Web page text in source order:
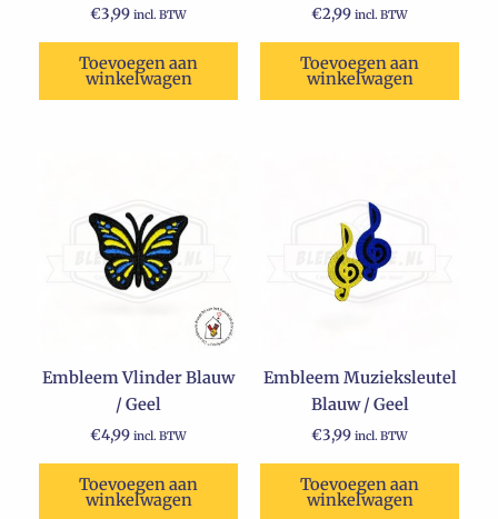
€3,99 incl. BTW
Toevoegen aan
winkelwagen
€2,99 incl. BTW
Toevoegen aan
winkelwagen
Embleem Vlinder Blauw
/ Geel
€4,99 incl. BTW
Toevoegen aan
winkelwagen
Embleem Muzieksleutel
Blauw / Geel
€3,99 incl. BTW
Toevoegen aan
winkelwagen